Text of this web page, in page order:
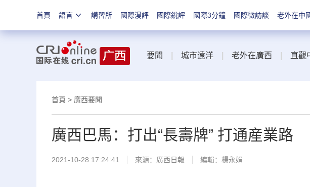
首頁 語言 講習所 國際漫評 國際銳評 國際3分鐘 國際微訪談 老外在中
要聞 城市遠洋 老外在廣西 直觀
首頁 > 廣西要聞
廣西巴馬：打出“長壽牌” 打通産業路
2021-10-28 17:24:41 來源： 廣西日報 編輯：楊永娟